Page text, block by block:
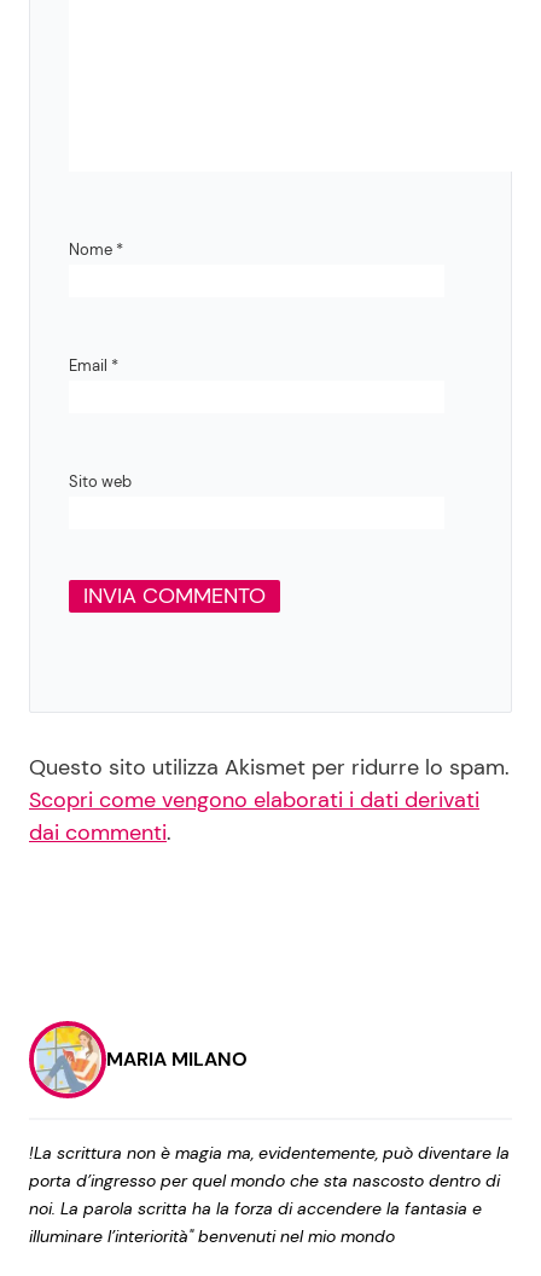
Nome *
Email *
Sito web
Questo sito utilizza Akismet per ridurre lo spam.
Scopri come vengono elaborati i dati derivati
dai commenti.
MARIA MILANO
!La scrittura non è magia ma, evidentemente, può diventare la
porta d’ingresso per quel mondo che sta nascosto dentro di
noi. La parola scritta ha la forza di accendere la fantasia e
illuminare l’interiorità" benvenuti nel mio mondo